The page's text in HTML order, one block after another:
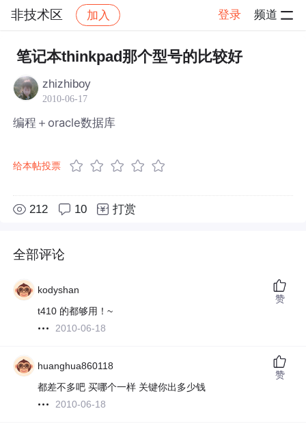
非技术区 加入 登录 频道
社区 非技术区 帖子详情
笔记本thinkpad那个型号的比较好
zhizhiboy
2010-06-17
编程＋oracle数据库
给本帖投票
212 10 打赏
全部评论
kodyshan
t410 的都够用！~
2010-06-18
赞
huanghua860118
都差不多吧 买哪个一样 关键你出多少钱
2010-06-18
赞